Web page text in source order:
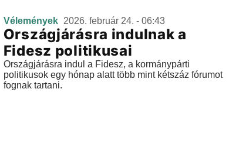
Vélemények 2026. február 24. - 06:43
Országjárásra indulnak a
Fidesz politikusai
Országjárásra indul a Fidesz, a kormánypárti
politikusok egy hónap alatt több mint kétszáz fórumot
fognak tartani.